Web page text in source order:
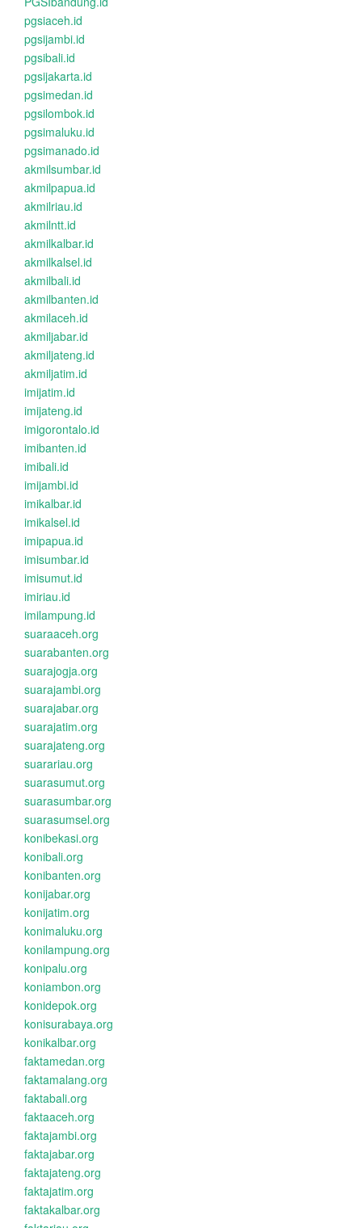
pgsiaceh.id
pgsijambi.id
pgsibali.id
pgsijakarta.id
pgsimedan.id
pgsilombok.id
pgsimaluku.id
pgsimanado.id
akmilsumbar.id
akmilpapua.id
akmilriau.id
akmilntt.id
akmilkalbar.id
akmilkalsel.id
akmilbali.id
akmilbanten.id
akmilaceh.id
akmiljabar.id
akmiljateng.id
akmiljatim.id
imijatim.id
imijateng.id
imigorontalo.id
imibanten.id
imibali.id
imijambi.id
imikalbar.id
imikalsel.id
imipapua.id
imisumbar.id
imisumut.id
imiriau.id
imilampung.id
suaraaceh.org
suarabanten.org
suarajogja.org
suarajambi.org
suarajabar.org
suarajatim.org
suarajateng.org
suarariau.org
suarasumut.org
suarasumbar.org
suarasumsel.org
konibekasi.org
konibali.org
konibanten.org
konijabar.org
konijatim.org
konimaluku.org
konilampung.org
konipalu.org
koniambon.org
konidepok.org
konisurabaya.org
konikalbar.org
faktamedan.org
faktamalang.org
faktabali.org
faktaaceh.org
faktajambi.org
faktajabar.org
faktajateng.org
faktajatim.org
faktakalbar.org